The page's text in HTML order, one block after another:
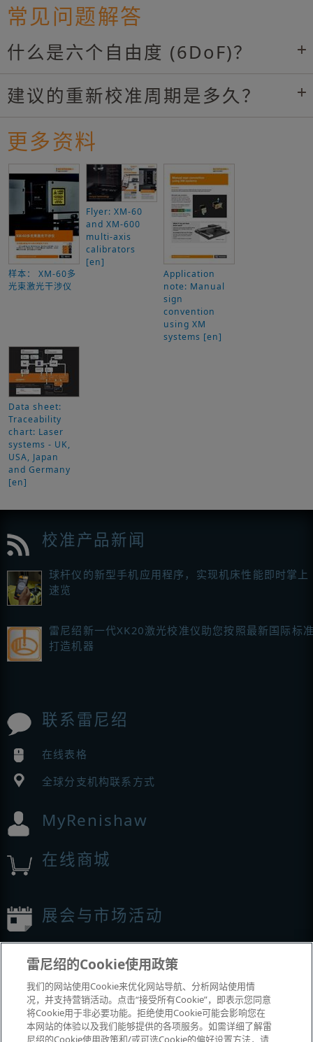
常见问题解答
什么是六个自由度 (6DoF)？
建议的重新校准周期是多久？
更多资料
样本： XM-60多
光束激光干涉仪
Flyer: XM-60
and XM-600
multi-axis
calibrators
[en]
Application
note: Manual
sign
convention
using XM
systems [en]
Data sheet:
Traceability
chart: Laser
systems - UK,
USA, Japan
and Germany
[en]
校准产品新闻
球杆仪的新型手机应用程序，实现机床性能即时掌上
速览
雷尼绍新一代XK20激光校准仪助您按照最新国际标
打造机器
联系雷尼绍
在线表格
全球分支机构联系方式
MyRenishaw
在线商城
展会与市场活动
雷尼绍的Cookie使用政策
我们的网站使用Cookie来优化网站导航、分析网站使用情
况，并支持营销活动。点击“接受所有Cookie”，即表示您同意
将Cookie用于非必要功能。拒绝使用Cookie可能会影响您在
本网站的体验以及我们能够提供的各项服务。如需详细了解雷
尼绍的Cookie使用政策和/或可选Cookie的偏好设置方法，请